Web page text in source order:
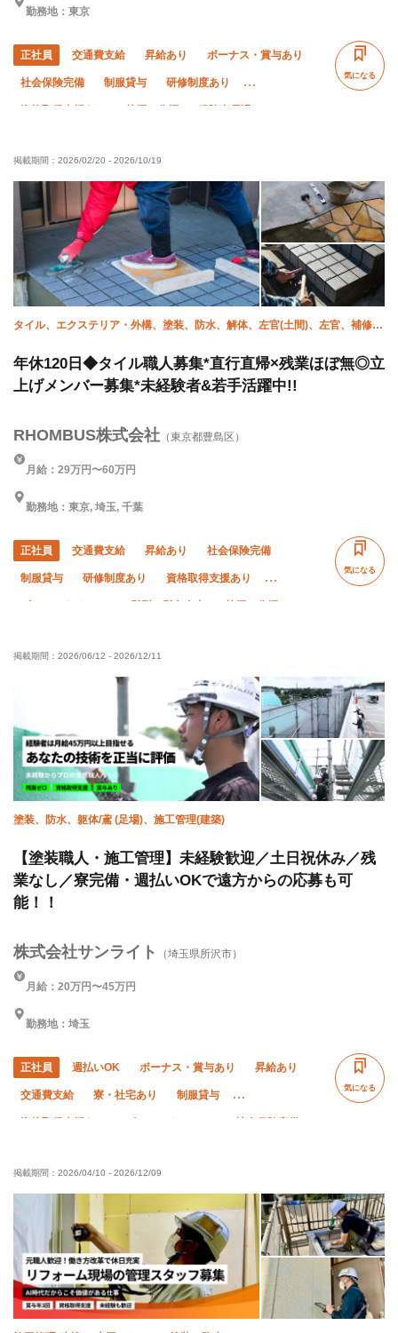
勤務地：東京
正社員 交通費支給 昇給あり ボーナス・賞与あり
社会保険完備 制服貸与 研修制度あり
残業月20時間以下 夜勤あり
完全週休二日制 夏季休暇 年末年始休暇
車・バイク通勤OK
気になる
掲載期間： 2026/02/20 - 2026/10/19
タイル、エクステリア・外構、塗装、防水、解体、左官(土間)、左官、補修
年休120日◆タイル職人募集*直行直帰×残業ほぼ無◎立
上げメンバー募集*未経験者&若手活躍中!!
RHOMBUS株式会社 （東京都豊島区）
月給：29万円〜60万円
勤務地：東京, 埼玉, 千葉
正社員 交通費支給 昇給あり 社会保険完備
制服貸与 研修制度あり 資格取得支援あり
ピアス・ネイルOK 髪型・髪色自由 禁煙・分煙
年齢不問 50代以上活躍中
残業ゼロ 直帰・直行OK 夏季休暇
車・バイク通勤OK
気になる
掲載期間： 2026/06/12 - 2026/12/11
塗装、防水、躯体/鳶 (足場)、施工管理(建築)
【塗装職人・施工管理】未経験歓迎／土日祝休み／残
業なし／寮完備・週払いOKで遠方からの応募も可
能！！
株式会社サンライト （埼玉県所沢市）
月給：20万円〜45万円
勤務地：埼玉
正社員 週払いOK ボーナス・賞与あり 昇給あり
交通費支給 寮・社宅あり 制服貸与
直帰・直行OK 車・バイク通勤OK
年末年始休暇
気になる
掲載期間： 2026/04/10 - 2026/12/09